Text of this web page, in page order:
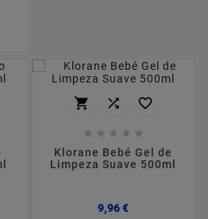
  
    
Klorane Bebé Gel de
Limpeza Suave 500ml
9,96 €Preço